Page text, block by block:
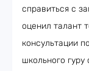
справиться с
оценил талант
консультации
школьного